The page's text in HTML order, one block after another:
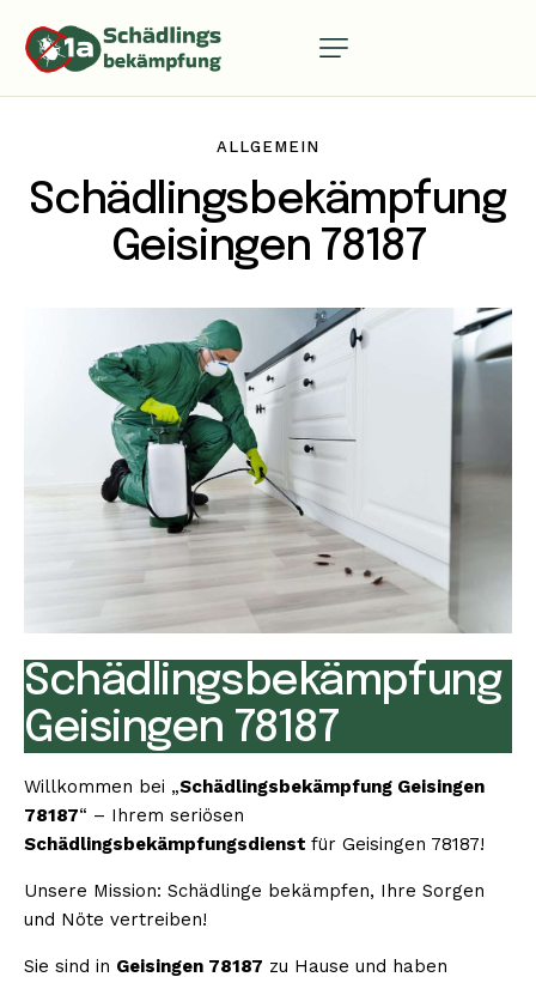
ALLGEMEIN
Schädlingsbekämpfung
Geisingen 78187
Schädlingsbekämpfung
Geisingen 78187
Willkommen bei „Schädlingsbekämpfung Geisingen
78187“ – Ihrem seriösen
Schädlingsbekämpfungsdienst für Geisingen 78187!
Unsere Mission: Schädlinge bekämpfen, Ihre Sorgen
und Nöte vertreiben!
Sie sind in Geisingen 78187 zu Hause und haben